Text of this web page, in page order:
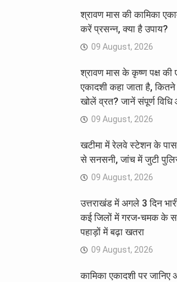
श्रावण मास की कामिका
करें प्रसन्न, क्या है उपाय?
09 August, 2026
श्रावण मास के कृष्ण पक्ष की
एकादशी कहा जाता है,
खोलें व्रत? जानें संपूर्ण विधि
09 August, 2026
खटीमा में रेलवे स्टेशन के
से सनसनी, जांच में जुटी
09 August, 2026
उत्तराखंड में अगले 3 दिन
कई जिलों में गरज-चमक के
पहाड़ों में बढ़ा खतरा
09 August, 2026
कामिका एकादशी पर